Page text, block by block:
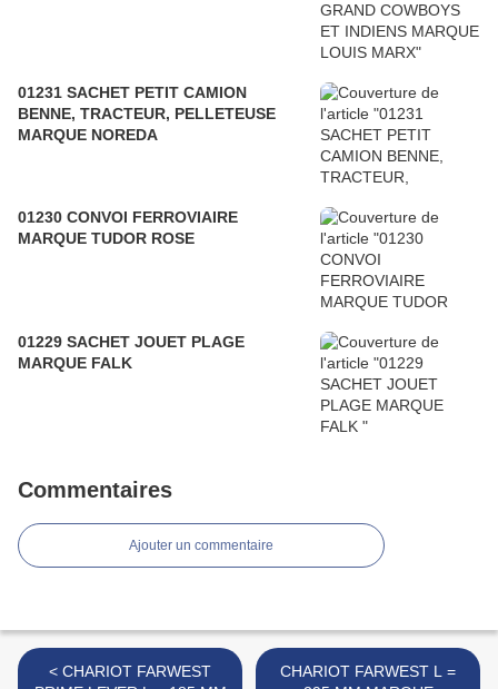
01231 SACHET PETIT CAMION
BENNE, TRACTEUR, PELLETEUSE
MARQUE NOREDA
01230 CONVOI FERROVIAIRE
MARQUE TUDOR ROSE
01229 SACHET JOUET PLAGE
MARQUE FALK
Commentaires
Ajouter un commentaire
< CHARIOT FARWEST
CHARIOT FARWEST L =